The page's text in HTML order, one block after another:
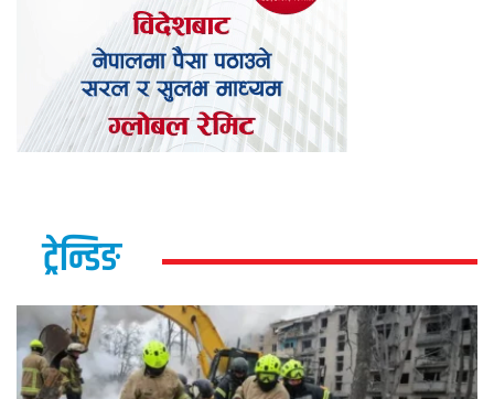
ट्रेन्डिङ